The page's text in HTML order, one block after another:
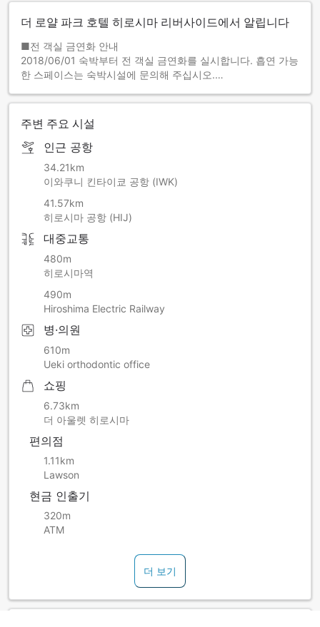
더 로얄 파크 호텔 히로시마 리버사이드에서 알립니다
■전 객실 금연화 안내
2018/06/01 숙박부터 전 객실 금연화를 실시합니다. 흡연 가능
한 스페이스는 숙박시설에 문의해 주십시오.
주변 주요 시설
인근 공항
34.21km
이와쿠니 킨타이쿄 공항 (IWK)
41.57km
히로시마 공항 (HIJ)
대중교통
480m
히로시마역
490m
Hiroshima Electric Railway
병·의원
610m
Ueki orthodontic office
쇼핑
6.73km
더 아울렛 히로시마
편의점
1.11km
Lawson
현금 인출기
320m
ATM
더 보기